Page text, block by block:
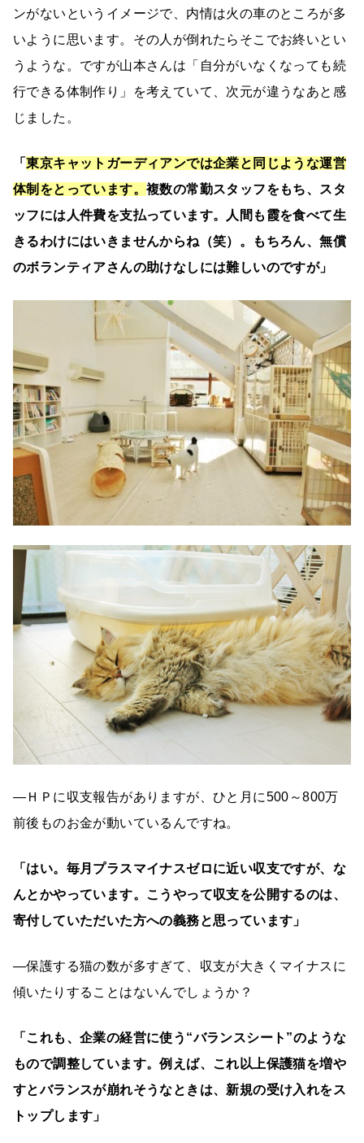
ンがないというイメージで、内情は火の車のところが多
いように思います。その人が倒れたらそこでお終いとい
うような。ですが山本さんは「自分がいなくなっても続
行できる体制作り」を考えていて、次元が違うなあと感
じました。
「東京キャットガーディアンでは企業と同じような運営
体制をとっています。 複数の常勤スタッフをもち、スタ
ッフには人件費を支払っています。人間も霞を食べて生
きるわけにはいきませんからね（笑）。もちろん、無償
のボランティアさんの助けなしには難しいのですが」
―ＨＰに収支報告がありますが、ひと月に500～800万
前後ものお金が動いているんですね。
「はい。毎月プラスマイナスゼロに近い収支ですが、な
んとかやっています。こうやって収支を公開するのは、
寄付していただいた方への義務と思っています」
―保護する猫の数が多すぎて、収支が大きくマイナスに
傾いたりすることはないんでしょうか？
「これも、企業の経営に使う“バランスシート”のような
もので調整しています。例えば、これ以上保護猫を増や
すとバランスが崩れそうなときは、新規の受け入れをス
トップします」